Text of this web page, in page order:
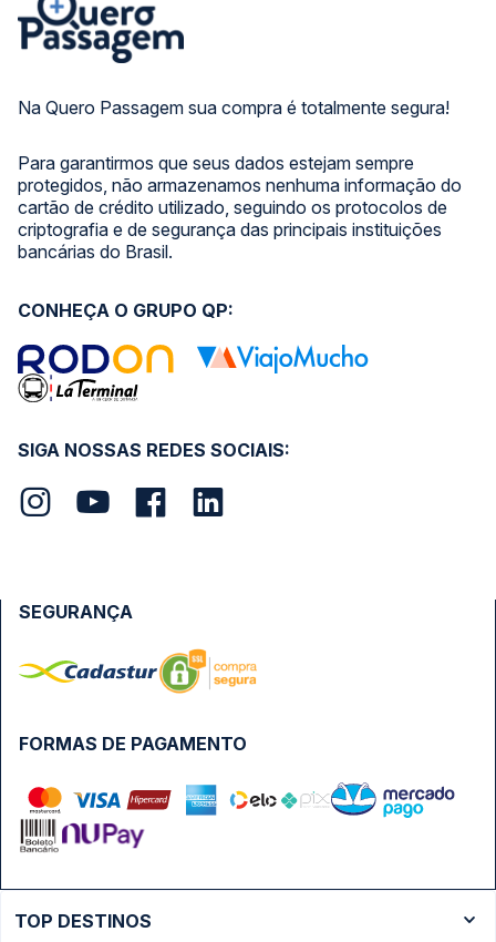
Na Quero Passagem sua compra é totalmente segura!
Para garantirmos que seus dados estejam sempre
protegidos, não armazenamos nenhuma informação do
cartão de crédito utilizado, seguindo os protocolos de
criptografia e de segurança das principais instituições
bancárias do Brasil.
SIGA NOSSAS REDES SOCIAIS:
CONHEÇA O GRUPO QP:
FORMAS DE PAGAMENTO
SEGURANÇA
TOP DESTINOS